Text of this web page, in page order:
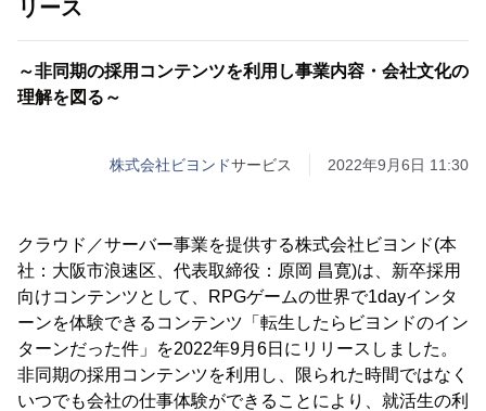
リース
～非同期の採用コンテンツを利用し事業内容・会社文化の
理解を図る～
株式会社ビヨンドサービス 2022年9月6日 11:30
クラウド／サーバー事業を提供する株式会社ビヨンド(本
社：大阪市浪速区、代表取締役：原岡 昌寛)は、新卒採用
向けコンテンツとして、RPGゲームの世界で1dayインタ
ーンを体験できるコンテンツ「転生したらビヨンドのイン
ターンだった件」を2022年9月6日にリリースしました。
非同期の採用コンテンツを利用し、限られた時間ではなく
いつでも会社の仕事体験ができることにより、就活生の利